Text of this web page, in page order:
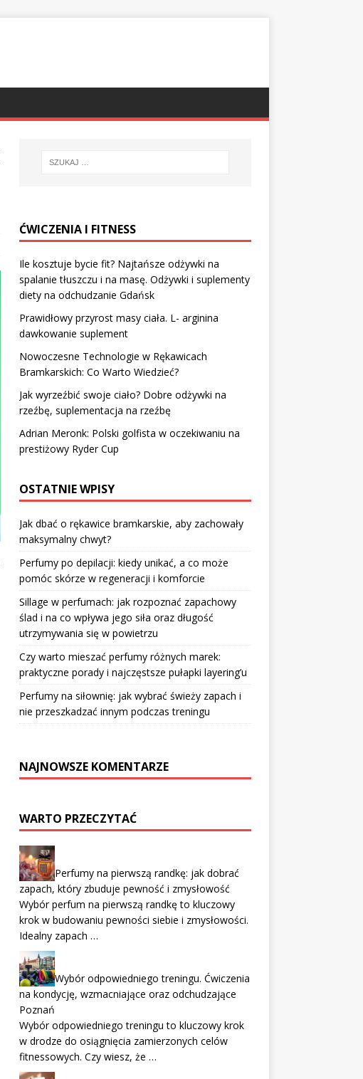
ĆWICZENIA I FITNESS
Ile kosztuje bycie fit? Najtańsze odżywki na
spalanie tłuszczu i na masę. Odżywki i suplementy
diety na odchudzanie Gdańsk
Prawidłowy przyrost masy ciała. L- arginina
dawkowanie suplement
Nowoczesne Technologie w Rękawicach
Bramkarskich: Co Warto Wiedzieć?
Jak wyrzeźbić swoje ciało? Dobre odżywki na
rzeźbę, suplementacja na rzeźbę
Adrian Meronk: Polski golfista w oczekiwaniu na
prestiżowy Ryder Cup
OSTATNIE WPISY
Jak dbać o rękawice bramkarskie, aby zachowały
maksymalny chwyt?
Perfumy po depilacji: kiedy unikać, a co może
pomóc skórze w regeneracji i komforcie
Sillage w perfumach: jak rozpoznać zapachowy
ślad i na co wpływa jego siła oraz długość
utrzymywania się w powietrzu
Czy warto mieszać perfumy różnych marek:
praktyczne porady i najczęstsze pułapki layering’u
Perfumy na siłownię: jak wybrać świeży zapach i
nie przeszkadzać innym podczas treningu
NAJNOWSZE KOMENTARZE
WARTO PRZECZYTAĆ
Perfumy na pierwszą randkę: jak dobrać
zapach, który zbuduje pewność i zmysłowość
Wybór perfum na pierwszą randkę to kluczowy
krok w budowaniu pewności siebie i zmysłowości.
Idealny zapach …
Wybór odpowiedniego treningu. Ćwiczenia
na kondycję, wzmacniające oraz odchudzające
Poznań
Wybór odpowiedniego treningu to kluczowy krok
w drodze do osiągnięcia zamierzonych celów
fitnessowych. Czy wiesz, że …